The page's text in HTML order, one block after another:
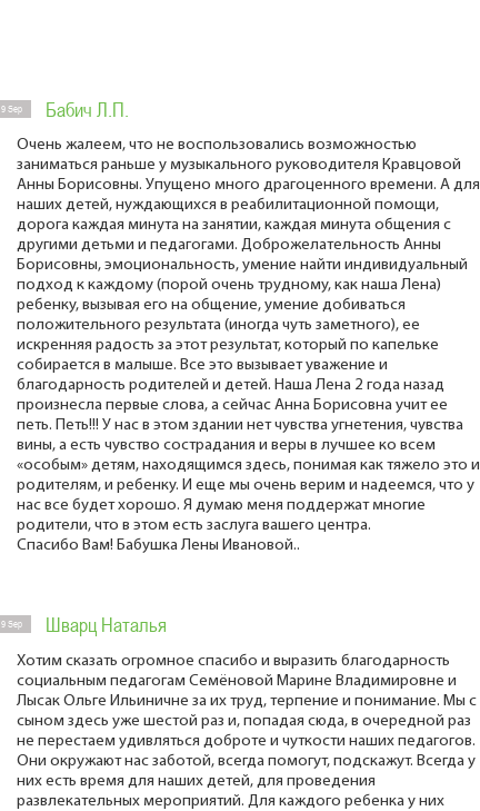
9 Sep Бабич Л.П.
Очень жалеем, что не воспользовались возможностью
заниматься раньше у музыкального руководителя Кравцовой
Анны Борисовны. Упущено много драгоценного времени. А для
наших детей, нуждающихся в реабилитационной помощи,
дорога каждая минута на занятии, каждая минута общения с
другими детьми и педагогами. Доброжелательность Анны
Борисовны, эмоциональность, умение найти индивидуальный
подход к каждому (порой очень трудному, как наша Лена)
ребенку, вызывая его на общение, умение добиваться
положительного результата (иногда чуть заметного), ее
искренняя радость за этот результат, который по капельке
собирается в малыше. Все это вызывает уважение и
благодарность родителей и детей. Наша Лена 2 года назад
произнесла первые слова, а сейчас Анна Борисовна учит ее
петь. Петь!!! У нас в этом здании нет чувства угнетения, чувства
вины, а есть чувство сострадания и веры в лучшее ко всем
«особым» детям, находящимся здесь, понимая как тяжело это и
родителям, и ребенку. И еще мы очень верим и надеемся, что у
нас все будет хорошо. Я думаю меня поддержат многие
родители, что в этом есть заслуга вашего центра.
Спасибо Вам! Бабушка Лены Ивановой..
9 Sep Шварц Наталья
Хотим сказать огромное спасибо и выразить благодарность
социальным педагогам Семёновой Марине Владимировне и
Лысак Ольге Ильиничне за их труд, терпение и понимание. Мы с
сыном здесь уже шестой раз и, попадая сюда, в очередной раз
не перестаем удивляться доброте и чуткости наших педагогов.
Они окружают нас заботой, всегда помогут, подскажут. Всегда у
них есть время для наших детей, для проведения
развлекательных мероприятий. Для каждого ребенка у них